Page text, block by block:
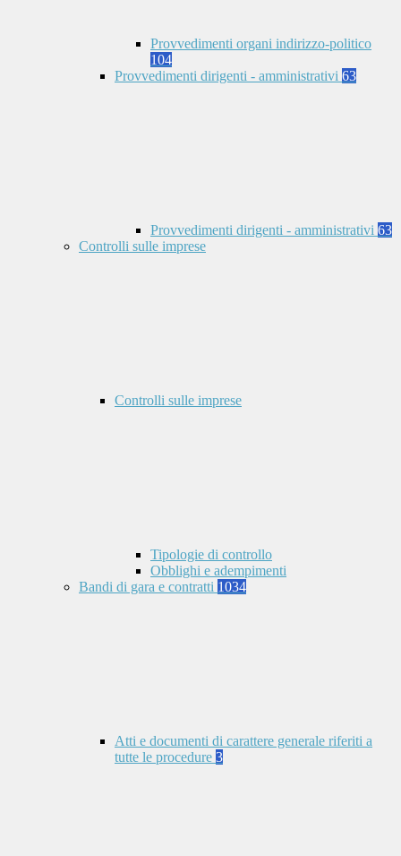
Provvedimenti organi indirizzo-politico
104
Provvedimenti dirigenti - amministrativi 63
Provvedimenti dirigenti - amministrativi 63
Controlli sulle imprese
Controlli sulle imprese
Tipologie di controllo
Obblighi e adempimenti
Bandi di gara e contratti 1034
Atti e documenti di carattere generale riferiti a
tutte le procedure 3